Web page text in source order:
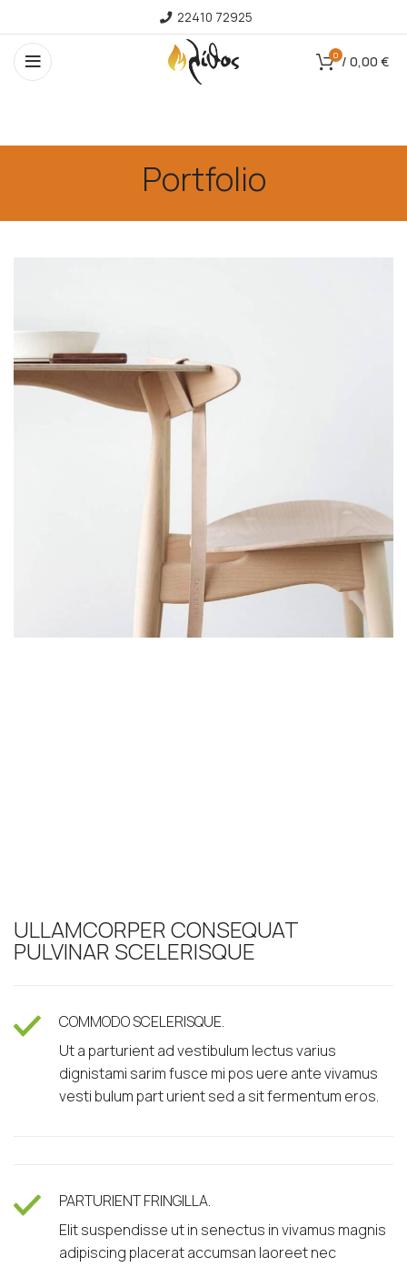
22410 72925
0 / 0,00 €
Portfolio
ULLAMCORPER CONSEQUAT
PULVINAR SCELERISQUE
COMMODO SCELERISQUE.
Ut a parturient ad vestibulum lectus varius
dignistami sarim fusce mi pos uere ante vivamus
vesti bulum part urient sed a sit fermentum eros.
PARTURIENT FRINGILLA.
Elit suspendisse ut in senectus in vivamus magnis
adipiscing placerat accumsan laoreet nec